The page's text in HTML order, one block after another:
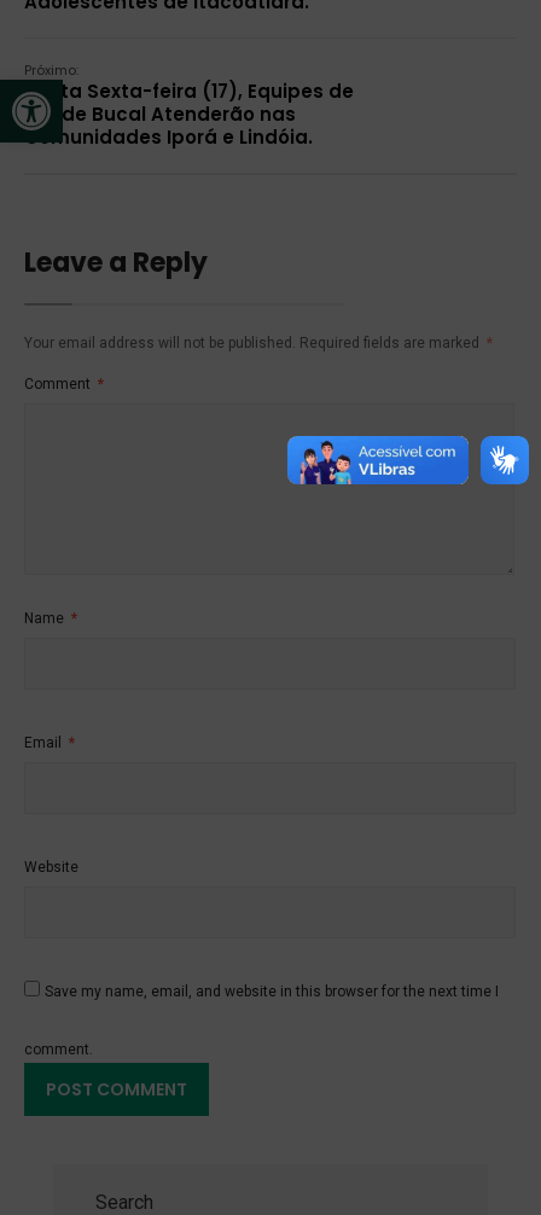
Open toolbar
Próximo:
Nesta Sexta-feira (17), Equipes de
Saúde Bucal Atenderão nas
Comunidades Iporá e Lindóia.
Leave a Reply
Your email address will not be published. Required fields are marked *
Comment *
Name *
Email *
Website
Save my name, email, and website in this browser for the next time I
comment.
Search